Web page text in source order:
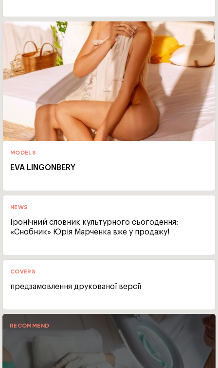
MODELS
EVA LINGONBERY
NEWS
Іронічний словник культурного сьогодення:
«Снобник» Юрія Марченка вже у продажу!
COVERS
предзамовлення друкованої версії
RECOMMEND